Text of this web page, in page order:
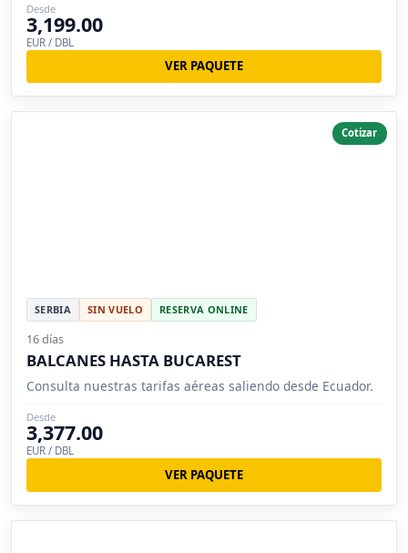
Desde
3,199.00
EUR / DBL
VER PAQUETE
Cotizar
SERBIA SIN VUELO RESERVA ONLINE
16 días
BALCANES HASTA BUCAREST
Consulta nuestras tarifas aéreas saliendo desde Ecuador.
Desde
3,377.00
EUR / DBL
VER PAQUETE